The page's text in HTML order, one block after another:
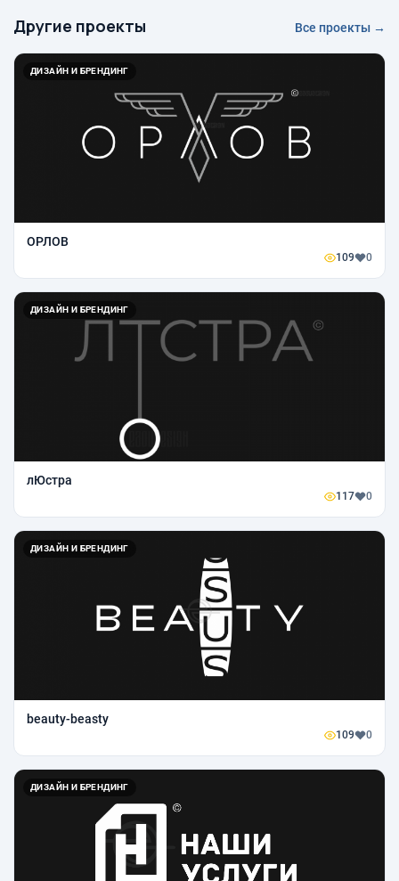
Другие проекты Все проекты →
ДИЗАЙН И БРЕНДИНГ
ОРЛОВ
109 0
ДИЗАЙН И БРЕНДИНГ
лЮстра
117 0
ДИЗАЙН И БРЕНДИНГ
beauty-beasty
109 0
ДИЗАЙН И БРЕНДИНГ